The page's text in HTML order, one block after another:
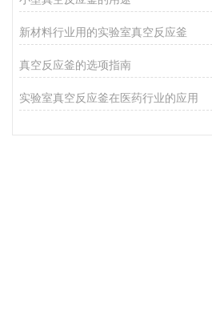
新材料行业用的实验室真空反应釜
真空反应釜的选项指南
实验室真空反应釜在医药行业的应用